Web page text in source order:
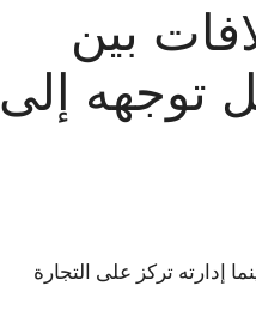
بين
توجهه إلى
إدارته تركز على التجارة